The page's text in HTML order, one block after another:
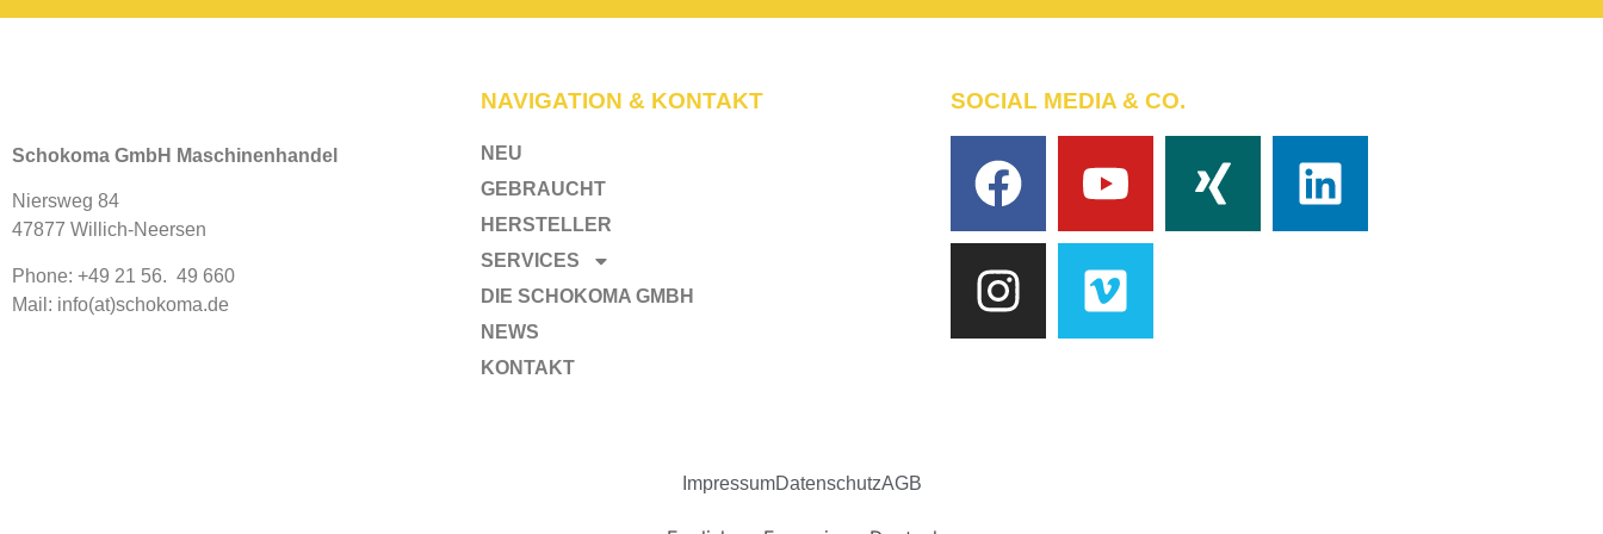
Schokoma GmbH Maschinenhandel
Niersweg 84
47877 Willich-Neersen
Phone: +49 21 56. 49 660
Mail: info(at)schokoma.de
NAVIGATION & KONTAKT
NEU
GEBRAUCHT
HERSTELLER
SERVICES
DIE SCHOKOMA GMBH
NEWS
KONTAKT
SOCIAL MEDIA & CO.
ImpressumDatenschutzAGB